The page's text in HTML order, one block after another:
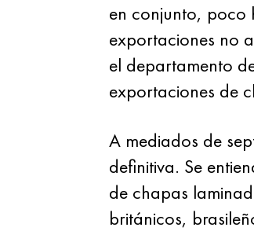
en conjunto, poco
exportaciones no
el departamento
exportaciones de
A mediados de
definitiva. Se
de chapas
británicos,